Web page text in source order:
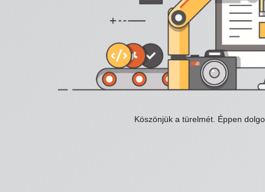
Köszönjük a türelmét. Éppen